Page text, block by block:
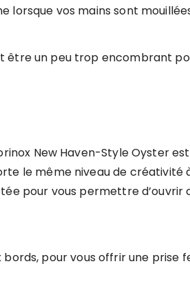
lorsque vos mains sont
un peu trop encombrant
New Haven-Style Oyster
le même niveau de
pour vous permettre d’ouvrir
bords, pour vous offrir une prise